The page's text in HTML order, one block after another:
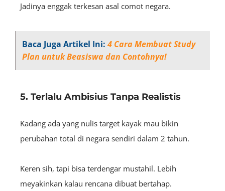
Jadinya enggak terkesan asal comot negara.
Baca Juga Artikel Ini: 4 Cara Membuat Study
Plan untuk Beasiswa dan Contohnya!
5. Terlalu Ambisius Tanpa Realistis
Kadang ada yang nulis target kayak mau bikin
perubahan total di negara sendiri dalam 2 tahun.
Keren sih, tapi bisa terdengar mustahil. Lebih
meyakinkan kalau rencana dibuat bertahap.